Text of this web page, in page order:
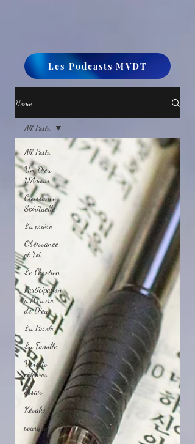
Les Podcasts MVDT
Home
All Posts
Un Dieu
D'Amour
Croissance
Spirituelle
La prière
Obéissance
et Foi
Le Chretien
Participation
à l'Œuvre
de Dieu
La Parole
La Famille
Versets
célèbres
Essais
Késako
pourquoi
All Posts